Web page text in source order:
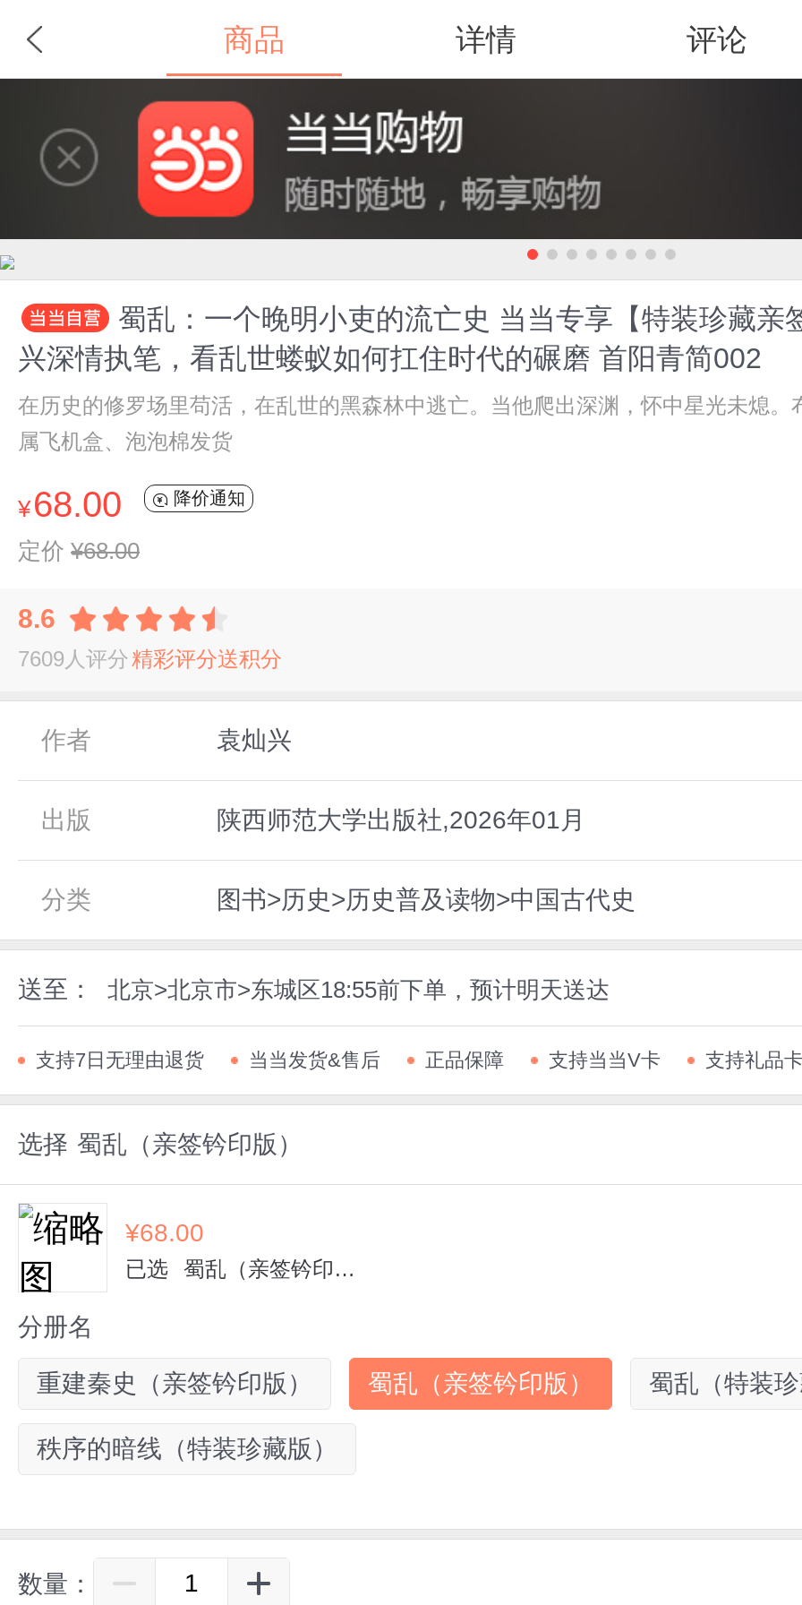
商品 详情 评论
分类
蜀乱：一个晚明小吏的流亡史 当当专享【特装珍藏亲
兴深情执笔，看乱世蝼蚁如何扛住时代的碾磨 首阳青简002
在历史的修罗场里苟活，在乱世的黑森林中逃亡。当他爬出深渊，怀中星光未熄
属飞机盒、泡泡棉发货
¥68.00 降价通知
定价 ¥68.00
8.6
7609人评分精彩评分送积分
作者 袁灿兴
出版 陕西师范大学出版社,2026年01月
分类 图书>历史>历史普及读物>中国古代史
送至： 北京>北京市>东城区18:55前下单，预计明天送达
支持7日无理由退货 当当发货&售后 正品保障 支持当当V卡 支持礼品
选择 蜀乱（亲签钤印版）
¥68.00
已选 蜀乱（亲签钤印版）
分册名
重建秦史（亲签钤印版） 蜀乱（亲签钤印版） 蜀乱（特装
秩序的暗线（特装珍藏版）
数量：